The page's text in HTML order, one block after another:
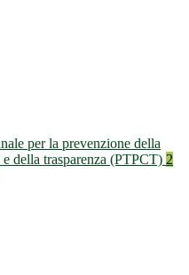
per la prevenzione della
della trasparenza (PTPCT) 2